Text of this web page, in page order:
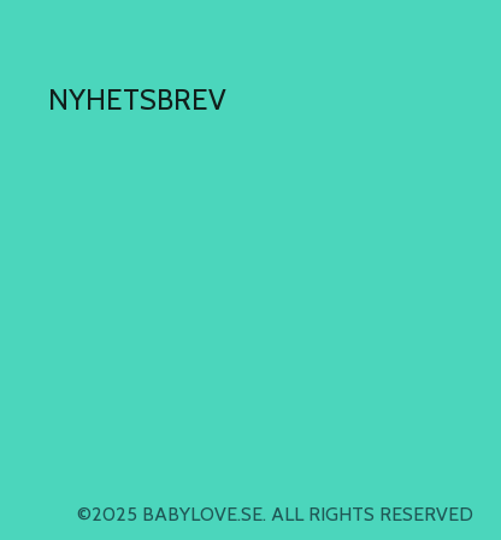
NYHETSBREV
©2025 BABYLOVE.SE. ALL RIGHTS RESERVED